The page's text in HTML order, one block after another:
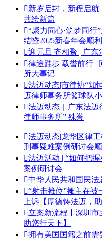
新岁启封，新程启航
共绘新篇
“聚力同心·筑梦同行
结暨2025新春年会顺
迎元旦 齐相聚 | 广
律途跬步 载誉前行 |
所大事记
法迈动态|市律协“
迈律师事务所篮球队
法迈动态｜广东法迈
律师事务所” 殊誉
法迈动态|龙华区律
刑事疑难案例研讨会
法迈活动 | “如何把
案例研讨会
中华人民共和国民法
“射击摊位”摊主在
上诉【厚德铸法迈，助
立案新流程丨深圳市
助您行天下】
拥有美国国籍之前需